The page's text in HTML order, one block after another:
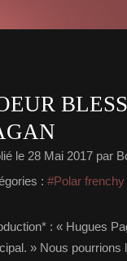
le 28 Mai 2017 par
: #Polar frenchy
: « Hugues
» Nous